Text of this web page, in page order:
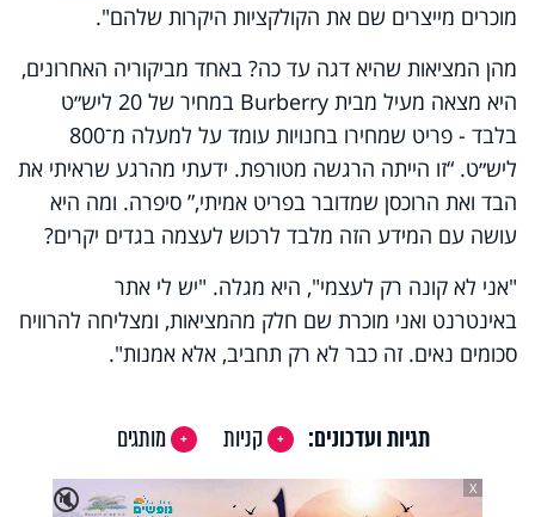
מוכרים מייצרים שם את הקולקציות היקרות שלהם".
מהן המציאות שהיא דגה עד כה? באחד מביקוריה האחרונים,
היא מצאה מעיל מבית Burberry במחיר של 20 ליש״ט
בלבד - פריט שמחירו בחנויות עומד על למעלה מ־800
ליש״ט. “זו הייתה הרגשה מטורפת. ידעתי מהרגע שראיתי את
הבד ואת הרוכסן שמדובר בפריט אמיתי,” סיפרה. ומה היא
עושה עם המידע הזה מלבד לרכוש לעצמה בגדים יקרים?
"אני לא קונה רק לעצמי", היא מגלה. "יש לי אתר
באינטרנט ואני מוכרת שם חלק מהמציאות, ומצליחה להרוויח
סכומים נאים. זה כבר לא רק תחביב, אלא אמנות".
תגיות ועדכונים: קניות
מותגים
🔇
X